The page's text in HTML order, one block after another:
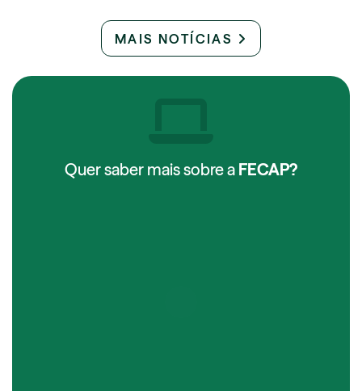
MAIS NOTÍCIAS
Quer saber mais sobre a FECAP?